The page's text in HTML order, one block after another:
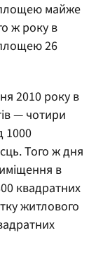
майже
ж року в
26
2010 року в
— чотири
1000
Того ж дня
в
квадратних
житлового